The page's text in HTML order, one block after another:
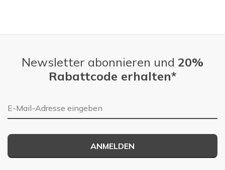
Newsletter abonnieren und 20%
Rabattcode erhalten*
E-Mail-Adresse
ANMELDEN